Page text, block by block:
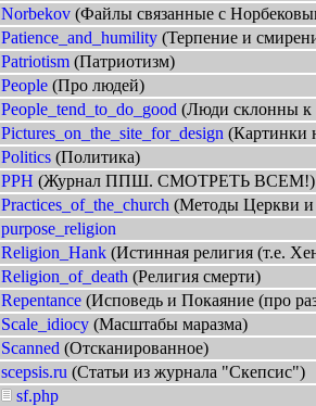
Norbekov (Файлы связанные с
Patience_and_humility (Терпение и
Patriotism (Патриотизм)
People (Про людей)
People_tend_to_do_good (Люди склонны к
Pictures_on_the_site_for_design (Картинки
Politics (Политика)
PPH (Журнал ППШ. СМОТРЕТЬ ВСЕМ!)
Practices_of_the_church (Методы Церкви и
purpose_religion
Religion_Hank (Истинная религия (т.е.
Religion_of_death (Религия смерти)
Repentance (Исповедь и Покаяние (про
Scale_idiocy (Масштабы маразма)
Scanned (Отсканированное)
scepsis.ru (Статьи из журнала "Скепсис")
sf.php